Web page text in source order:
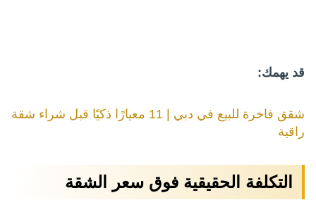
قد يهمك:
شقق فاخرة للبيع في دبي | 11 معيارًا ذكيًا قبل شراء شقة
راقية
التكلفة الحقيقية فوق سعر الشقة